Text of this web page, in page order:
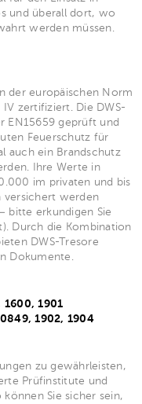
und überall dort, wo
werden müssen.
der europäischen Norm
IV zertifiziert. Die DWS-
EN15659 geprüft und
Feuerschutz für
auch ein Brandschutz
Ihre Werte in
im privaten und bis
versichert werden
bitte erkundigen Sie
Durch die Kombination
DWS-Tresore
Dokumente.
1901
1902, 1904
zu gewährleisten,
Prüfinstitute und
können Sie sicher sein,